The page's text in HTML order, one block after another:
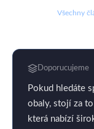
Všechny
Doporucujeme
Pokud hledáte
obaly, stojí za
která nabízí